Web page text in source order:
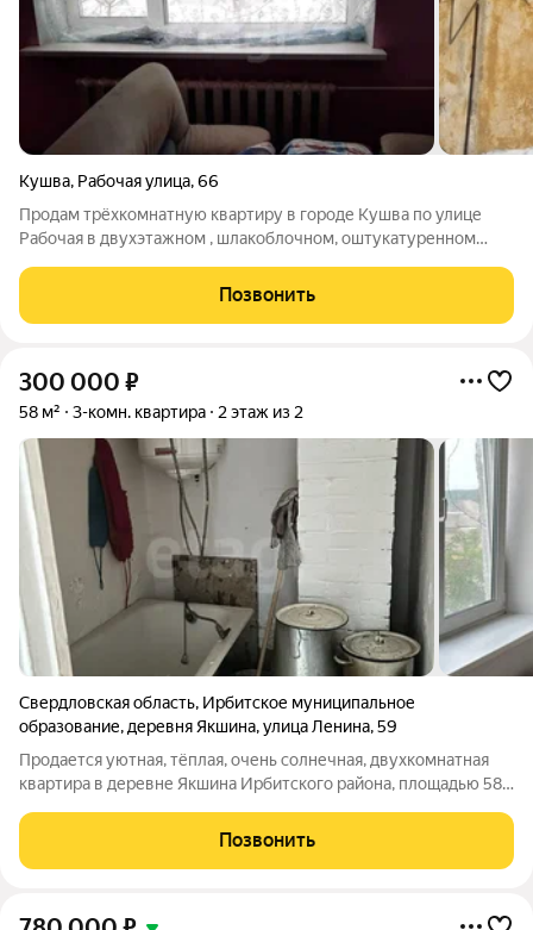
Кушва, Рабочая улица,66
Продам трёхкомнатную квартиру в городе Кушва по улице
Рабочая в двухэтажном , шлакоблочном, оштукатуренном
ремонт, установлена входная сейф дверь, все четыре окна
заменены на пластиковые. В
Позвонить
300 000 ₽
58 м² 3-комн. квартира 2 этаж из 2
Свердловская область, Ирбитское муниципальное
образование, деревня Якшина,улица Ленина,59
Продается уютная, тёплая, очень солнечная, двухкомнатная
квартира в деревне Якшина Ирбитского района, площадью 58
является очень экономичным ресурсом для собственника.
Имеется балкон. Санузел
Позвонить